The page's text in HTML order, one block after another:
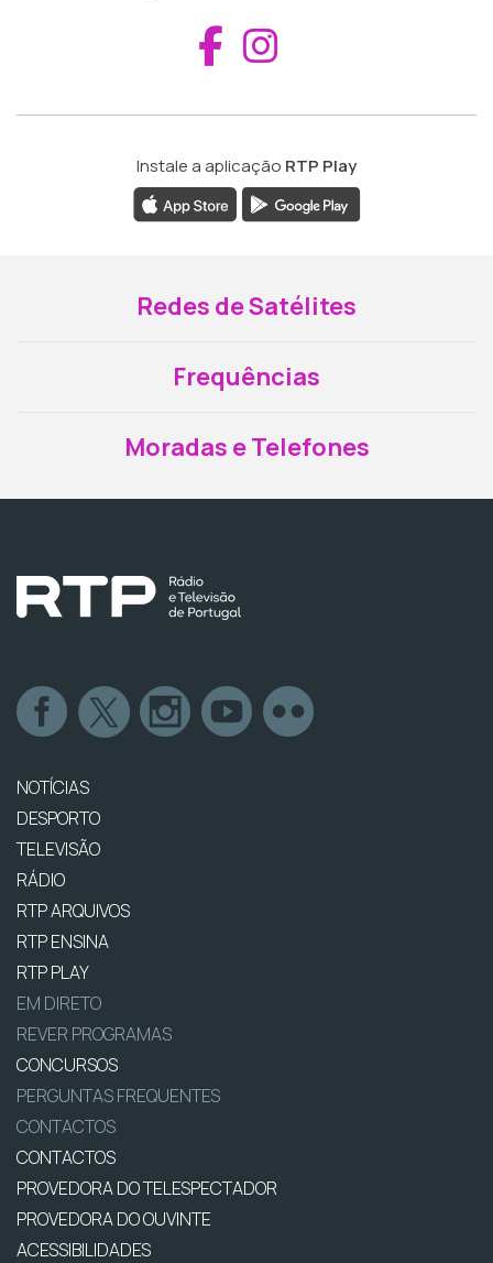
Aceder ao
Instale a aplicação RTP Play
Redes de Satélites
Frequências
Moradas e Telefones
NOTÍCIAS
DESPORTO
TELEVISÃO
RÁDIO
RTP ARQUIVOS
RTP ENSINA
RTP PLAY
EM DIRETO
REVER PROGRAMAS
CONCURSOS
PERGUNTAS FREQUENTES
CONTACTOS
CONTACTOS
PROVEDORA DO TELESPECTADOR
PROVEDORA DO OUVINTE
ACESSIBILIDADES